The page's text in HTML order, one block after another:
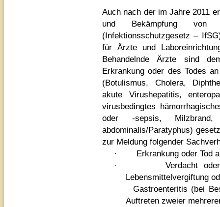
Auch nach der im Jahre 2011
und Bekämpfung von
(Infektionsschutzgesetz –
für Ärzte und
Behandelnde Ärzte sind
Erkrankung oder des Todes
(Botulismus, Cholera,
akute Virushepatitis,
virusbedingtes
oder -sepsis,
abdominalis/Paratyphus)
zur Meldung folgender
·
Erkrankung oder Tod
·
Verdacht
Lebensmittelvergiftung
Gastroenteritis (bei
Auftreten zweier